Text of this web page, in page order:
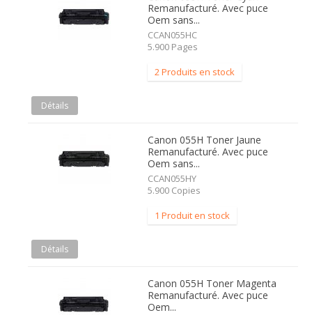
Remanufacturé. Avec puce
Oem sans...
CCAN055HC
5.900 Pages
2 Produits en stock
Détails
Canon 055H Toner Jaune
Remanufacturé. Avec puce
Oem sans...
CCAN055HY
5.900 Copies
1 Produit en stock
Détails
Canon 055H Toner Magenta
Remanufacturé. Avec puce
Oem...